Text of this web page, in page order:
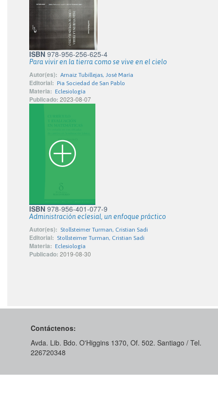
ISBN 978-956-256-625-4
Para vivir en la tierra como se vive en el cielo
Autor(es): Arnaiz Tubillejas, José María
Editorial: Pia Sociedad de San Pablo
Materia: Eclesiología
Publicado: 2023-08-07
ISBN 978-956-401-077-9
Administración eclesial, un enfoque práctico
Autor(es): Stollsteimer Turman, Cristian Sadi
Editorial: Stollsteimer Turman, Cristian Sadi
Materia: Eclesiología
Publicado: 2019-08-30
Contáctenos:
Avda. Lib. Bdo. O'Higgins 1370, Of. 502. Santiago / Tel.
226720348